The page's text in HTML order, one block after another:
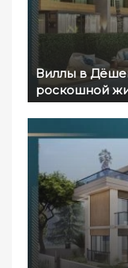
Виллы в
роскошной